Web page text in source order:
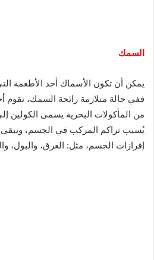
السمك
يمكن أن تكون الأسماك أحد الأطعمة
ففي حالة متلازمة رائحة السمك، تقوم
من المأكولات البحرية يسمى الكولين
يُسبب تراكم المركب في الجسم، ويبقى
إفرازات الجسم، مثل: العرق، والبول،